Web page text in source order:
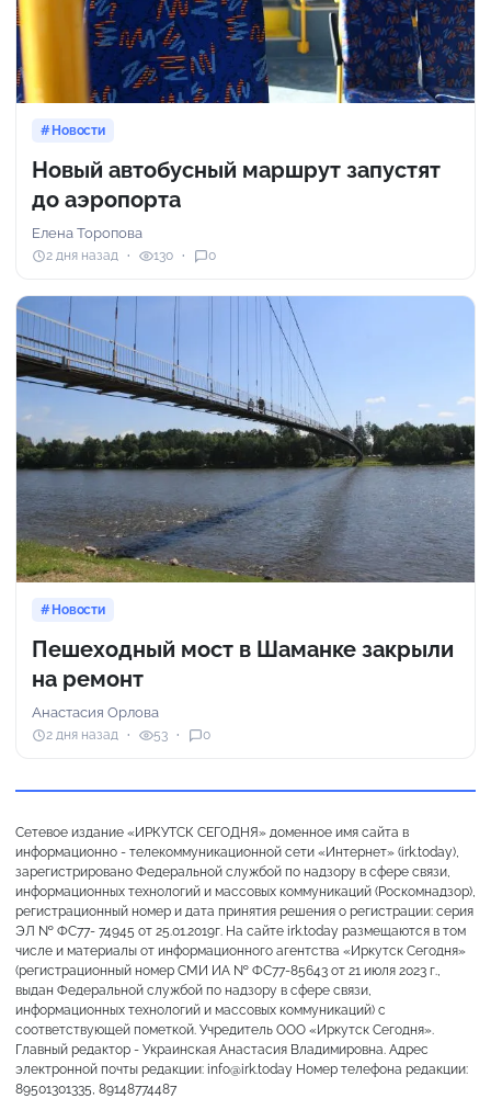
Новости
Новый автобусный маршрут запустят
до аэропорта
Елена Торопова
2 дня назад 130 0
Новости
Пешеходный мост в Шаманке закрыли
на ремонт
Анастасия Орлова
2 дня назад 53 0
Сетевое издание «ИРКУТСК СЕГОДНЯ» доменное имя сайта в
информационно - телекоммуникационной сети «Интернет» (irk.today),
зарегистрировано Федеральной службой по надзору в сфере связи,
информационных технологий и массовых коммуникаций (Роскомнадзор),
регистрационный номер и дата принятия решения о регистрации: серия
ЭЛ № ФС77- 74945 от 25.01.2019г. На сайте irk.today размещаются в том
числе и материалы от информационного агентства «Иркутск Сегодня»
(регистрационный номер СМИ ИА № ФС77-85643 от 21 июля 2023 г.,
выдан Федеральной службой по надзору в сфере связи,
информационных технологий и массовых коммуникаций) с
соответствующей пометкой. Учредитель ООО «Иркутск Сегодня».
Главный редактор - Украинская Анастасия Владимировна. Адрес
электронной почты редакции: info@irk.today Номер телефона редакции:
89501301335, 89148774487